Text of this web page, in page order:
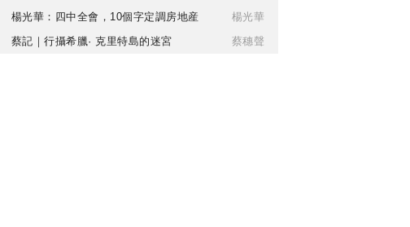
楊光華：四中全會，10個字定調房地産
楊光華
蔡記｜行攝希臘· 克里特島的迷宮
蔡穗聲